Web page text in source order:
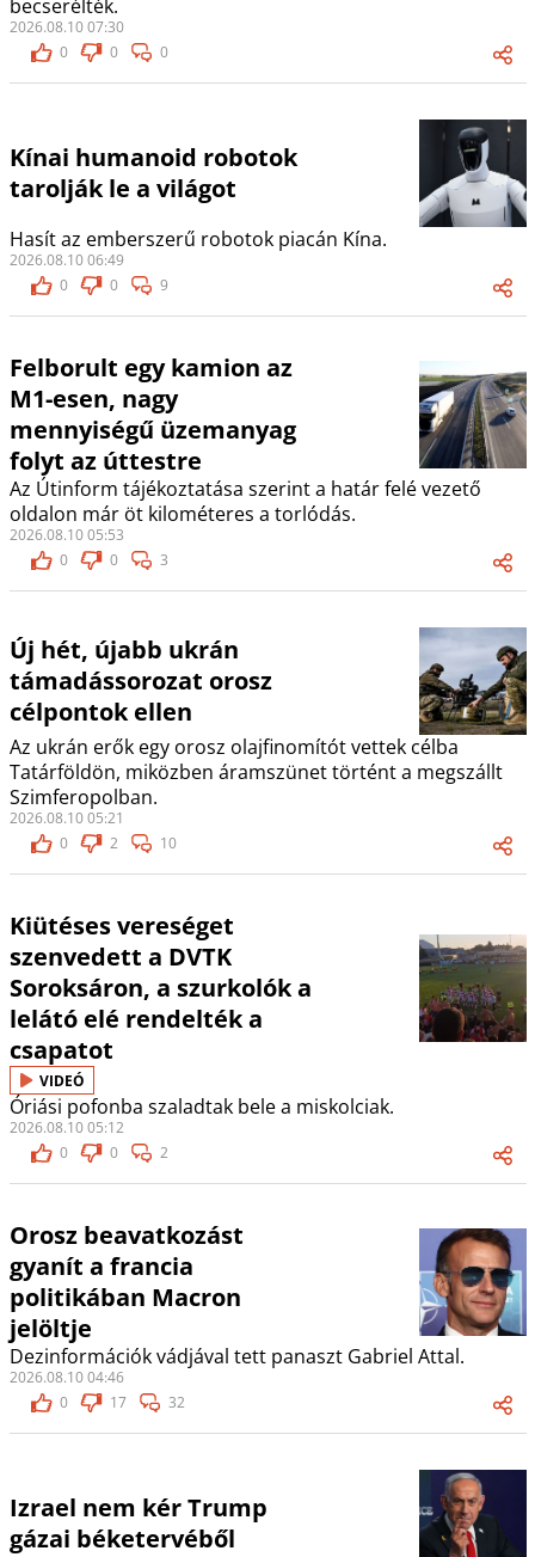
becserélték.
2026.08.10 07:30
0
0 0
Kínai humanoid robotok
tarolják le a világot
Hasít az emberszerű robotok piacán Kína.
2026.08.10 06:49
0
0 9
Felborult egy kamion az
M1-esen, nagy
mennyiségű üzemanyag
folyt az úttestre
Az Útinform tájékoztatása szerint a határ felé vezető
oldalon már öt kilométeres a torlódás.
2026.08.10 05:53
0
0 3
Új hét, újabb ukrán
támadássorozat orosz
célpontok ellen
Az ukrán erők egy orosz olajfinomítót vettek célba
Tatárföldön, miközben áramszünet történt a megszállt
Szimferopolban.
2026.08.10 05:21
0
2 10
Kiütéses vereséget
szenvedett a DVTK
Soroksáron, a szurkolók a
lelátó elé rendelték a
csapatot
VIDEÓ
Óriási pofonba szaladtak bele a miskolciak.
2026.08.10 05:12
0
0 2
Orosz beavatkozást
gyanít a francia
politikában Macron
jelöltje
Dezinformációk vádjával tett panaszt Gabriel Attal.
2026.08.10 04:46
0
17 32
Izrael nem kér Trump
gázai béketervéből